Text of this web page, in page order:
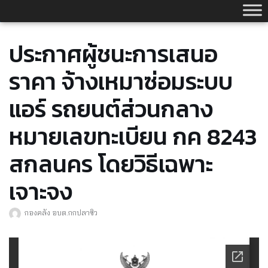
to
ประกาศผู้ชนะการเสนอ
ราคา จ้างเหมาซ่อมระบบ
แอร์ รถยนต์ส่วนกลาง
หมายเลขทะเบียน กค 8243
สกลนคร โดยวิธีเฉพาะ
เจาะจง
กองคลัง อบต.กกปลาซิว